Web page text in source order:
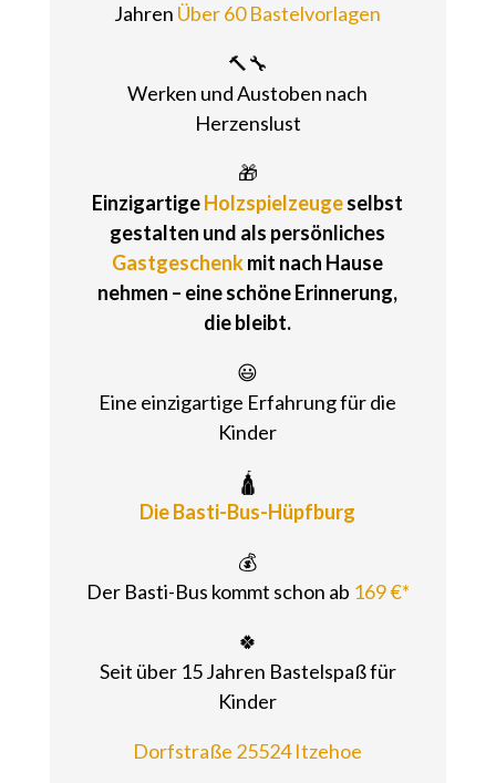
Jahren Über 60 Bastelvorlagen
🔨🔧
Werken und Austoben nach
Herzenslust
🎁
EinzigartigeHolzspielzeugeselbst
gestalten und als persönliches
Gastgeschenkmit nach Hause
nehmen – eine schöne Erinnerung,
die bleibt.
😃
Eine einzigartige Erfahrung für die
Kinder
🛕
Die Basti-Bus-Hüpfburg
💰
Der Basti-Bus kommt schon ab 169 €*
🍀
Seit über 15 Jahren Bastelspaß für
Kinder
Dorfstraße 25524 Itzehoe